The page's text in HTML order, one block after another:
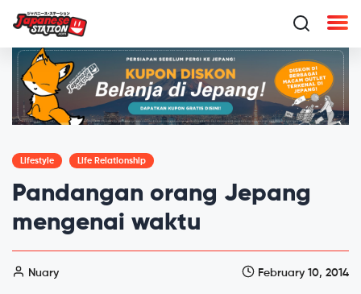
Lifestyle Life Relationship
Pandangan orang Jepang
mengenai waktu
Nuary February 10, 2014